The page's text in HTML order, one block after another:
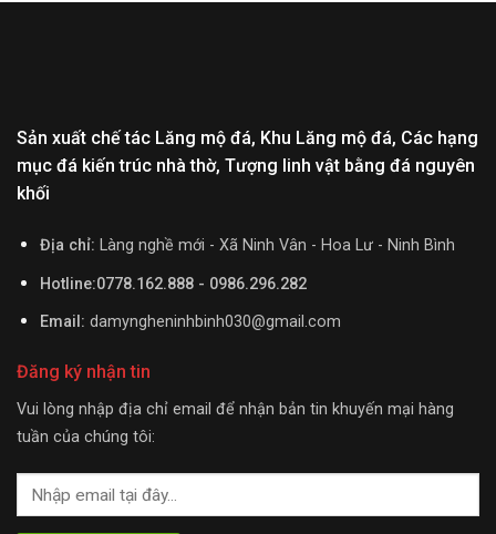
Sản xuất chế tác Lăng mộ đá, Khu Lăng mộ đá, Các hạng
mục đá kiến trúc nhà thờ, Tượng linh vật bằng đá nguyên
khối
Địa chỉ: Làng nghề mới - Xã Ninh Vân - Hoa Lư - Ninh Bình
Hotline:0778.162.888 - 0986.296.282
Email: damyngheninhbinh030@gmail.com
Đăng ký nhận tin
Vui lòng nhập địa chỉ email để nhận bản tin khuyến mại hàng
tuần của chúng tôi: